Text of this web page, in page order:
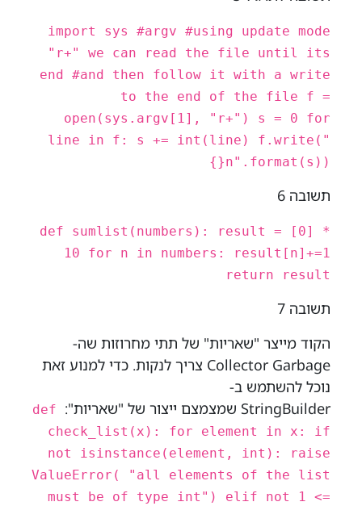
import sys #argv #using update mode
"r+" we can read the file until its
end #and then follow it with a write
to the end of the file f =
open(sys.argv[1], "r+") s = 0 for
line in f: s += int(line) f.write("
{}n".format(s))
תשובה 6
def sumlist(numbers): result = [0] *
10 for n in numbers: result[n]+=1
return result
תשובה 7
הקוד מייצר "שאריות" של תתי מחרוזות שה-
Collector Garbage צריך לנקות. כדי למנוע זאת
נוכל להשתמש ב-
StringBuilder שמצמצם ייצור של "שאריות":
def
check_list(x): for element in x: if
not isinstance(element, int): raise
ValueError( "all elements of the list
must be of type int") elif not 1 <=